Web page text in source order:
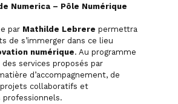
Numerica – Pôle Numérique
par Mathilde Lebrere permettra
de s’immerger dans ce lieu
numérique. Au programme
services proposés par
d’accompagnement, de
collaboratifs et
professionnels.